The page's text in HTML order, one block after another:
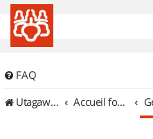
FAQ
UtagawaVTT (Randos VTT et VTTAE avec traces GPS)
Accueil forum